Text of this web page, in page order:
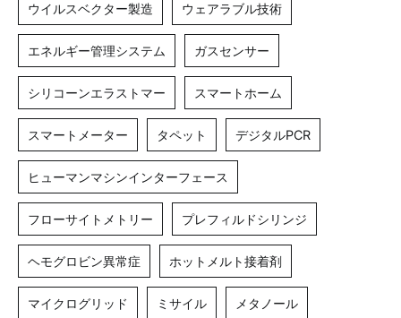
ウイルスベクター製造 ウェアラブル技術
エネルギー管理システム ガスセンサー
シリコーンエラストマー スマートホーム
スマートメーター タペット デジタルPCR
ヒューマンマシンインターフェース
フローサイトメトリー プレフィルドシリンジ
ヘモグロビン異常症 ホットメルト接着剤
マイクログリッド ミサイル メタノール